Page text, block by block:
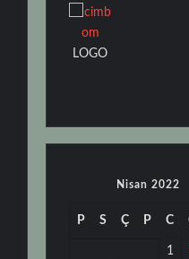
LOGO
Nisan 2022
P S Ç P C
1